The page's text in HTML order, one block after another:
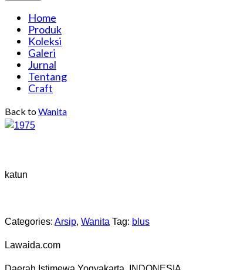
Home
Produk
Koleksi
Galeri
Jurnal
Tentang
Craft
Back toWanita
katun
Categories: Arsip, Wanita Tag: blus
Lawaida.com